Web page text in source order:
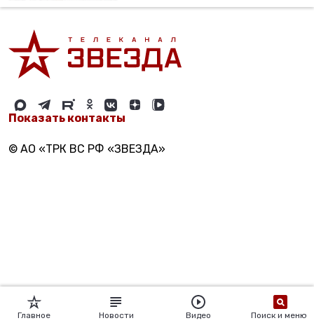
Показать контакты
© АО «ТРК ВС РФ «ЗВЕЗДА»
Главное Новости Видео Поиск и меню